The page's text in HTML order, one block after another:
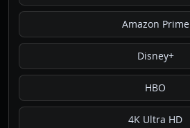
Amazon Prime
Disney+
HBO
4K Ultra HD